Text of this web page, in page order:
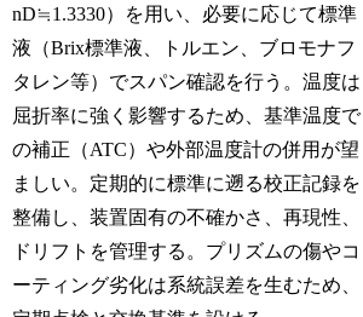
nD≒1.3330）を用い、必要に応じて標準
液（Brix標準液、トルエン、ブロモナフ
タレン等）でスパン確認を行う。温度は
屈折率に強く影響するため、基準温度で
の補正（ATC）や外部温度計の併用が望
ましい。定期的に標準に遡る校正記録を
整備し、装置固有の不確かさ、再現性、
ドリフトを管理する。プリズムの傷やコ
ーティング劣化は系統誤差を生むため、